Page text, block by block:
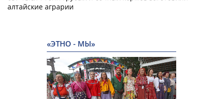
алтайские аграрии
«ЭТНО - МЫ»